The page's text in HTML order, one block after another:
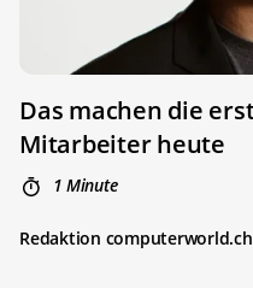
Das machen die
Mitarbeiter heute
1 Minute
Redaktion computerworld.ch